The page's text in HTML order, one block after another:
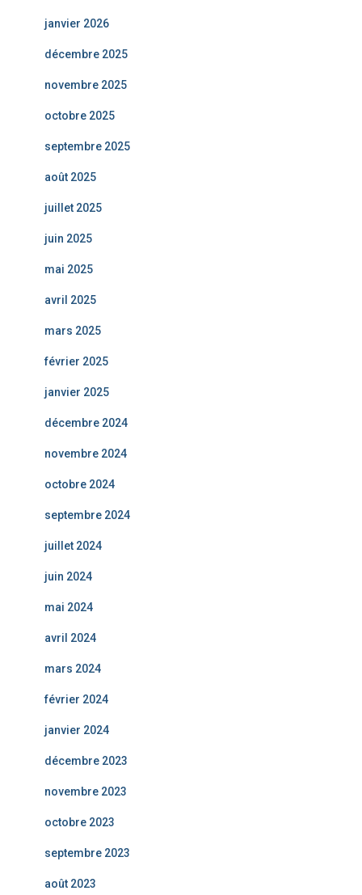
janvier 2026
décembre 2025
novembre 2025
octobre 2025
septembre 2025
août 2025
juillet 2025
juin 2025
mai 2025
avril 2025
mars 2025
février 2025
janvier 2025
décembre 2024
novembre 2024
octobre 2024
septembre 2024
juillet 2024
juin 2024
mai 2024
avril 2024
mars 2024
février 2024
janvier 2024
décembre 2023
novembre 2023
octobre 2023
septembre 2023
août 2023